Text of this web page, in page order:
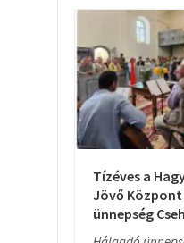
Tízéves a
Jövő
ünnepség